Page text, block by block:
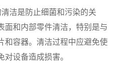
洁是防止细菌和污染的关
面和内部零件清洁，特别是与
和容器。清洁过程中应避免使
设备造成损害。